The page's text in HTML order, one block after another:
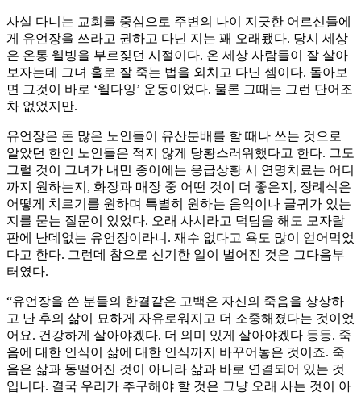
사실 다니는 교회를 중심으로 주변의 나이 지긋한 어르신들에
게 유언장을 쓰라고 권하고 다닌 지는 꽤 오래됐다. 당시 세상
은 온통 웰빙을 부르짖던 시절이다. 온 세상 사람들이 잘 살아
보자는데 그녀 홀로 잘 죽는 법을 외치고 다닌 셈이다. 돌아보
면 그것이 바로 ‘웰다잉’ 운동이었다. 물론 그때는 그런 단어조
차 없었지만.
유언장은 돈 많은 노인들이 유산분배를 할 때나 쓰는 것으로
알았던 한인 노인들은 적지 않게 당황스러워했다고 한다. 그도
그럴 것이 그녀가 내민 종이에는 응급상황 시 연명치료는 어디
까지 원하는지, 화장과 매장 중 어떤 것이 더 좋은지, 장례식은
어떻게 치르기를 원하며 특별히 원하는 음악이나 글귀가 있는
지를 묻는 질문이 있었다. 오래 사시라고 덕담을 해도 모자랄
판에 난데없는 유언장이라니. 재수 없다고 욕도 많이 얻어먹었
다고 한다. 그런데 참으로 신기한 일이 벌어진 것은 그다음부
터였다.
“유언장을 쓴 분들의 한결같은 고백은 자신의 죽음을 상상하
고 난 후의 삶이 묘하게 자유로워지고 더 소중해졌다는 것이었
어요. 건강하게 살아야겠다. 더 의미 있게 살아야겠다 등등. 죽
음에 대한 인식이 삶에 대한 인식까지 바꾸어놓은 것이죠. 죽
음은 삶과 동떨어진 것이 아니라 삶과 바로 연결되어 있는 것
입니다. 결국 우리가 추구해야 할 것은 그냥 오래 사는 것이 아